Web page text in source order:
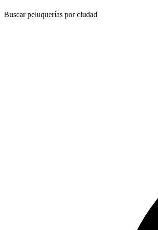
Buscar peluquerías por ciudad